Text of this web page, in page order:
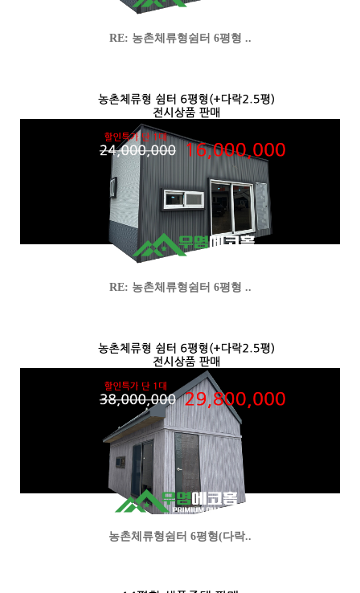
RE: 농촌체류형쉼터 6평형 ..
RE: 농촌체류형쉼터 6평형 ..
농촌체류형쉼터 6평형(다락..